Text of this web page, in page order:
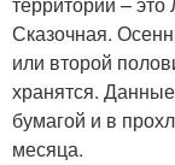
Сказочная.
или второй
хранятся.
бумагой и в
месяца.